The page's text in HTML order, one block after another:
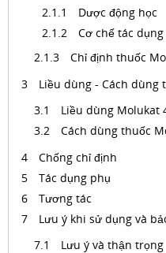
Dược động học
Cơ chế tác
Chỉ định thuốc
Liều dùng - Cách dùng
Liều dùng Molukat
Cách dùng thuốc
Chống chỉ định
Tác dụng phụ
Tương tác
Lưu ý khi sử dụng và
Lưu ý và thận trọng